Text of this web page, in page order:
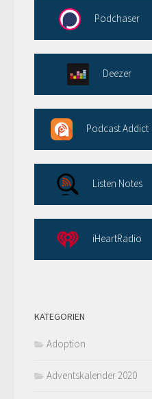
Podchaser
Deezer
Podcast Addict
Listen Notes
iHeartRadio
KATEGORIEN
Adoption
Adventskalender 2020